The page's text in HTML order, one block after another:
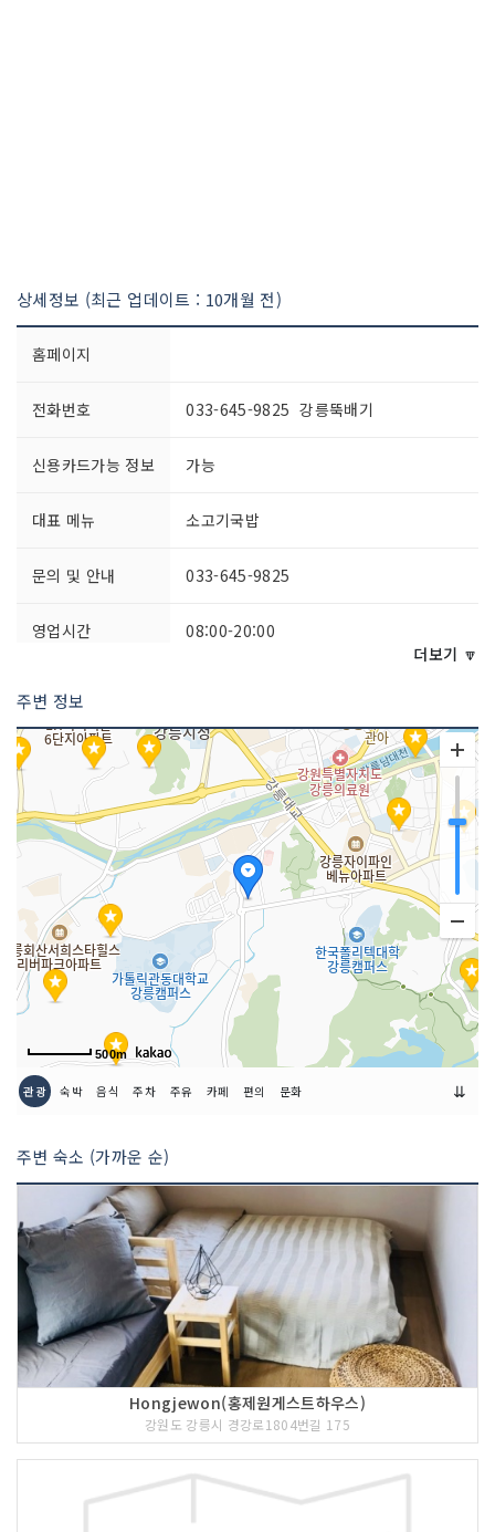
상세정보 (최근 업데이트 : 10개월 전)
홈페이지
전화번호 033-645-9825 강릉뚝배기
신용카드가능 정보 가능
대표 메뉴 소고기국밥
문의 및 안내 033-645-9825
영업시간 08:00-20:00
주차시설 가능
예약안내 가능
쉬는날 연중무휴
금연/흡연 여부 금연
취급 메뉴 소고기국밥 / 왕갈비탕
20120386477
더보기 🔽
주변 정보
500m
관광 숙박 음식 주차 주유 카페 편의 문화 ⇊
주변 숙소 (가까운 순)
Hongjewon(홍제원게스트하우스)
강원도 강릉시 경강로1804번길 175